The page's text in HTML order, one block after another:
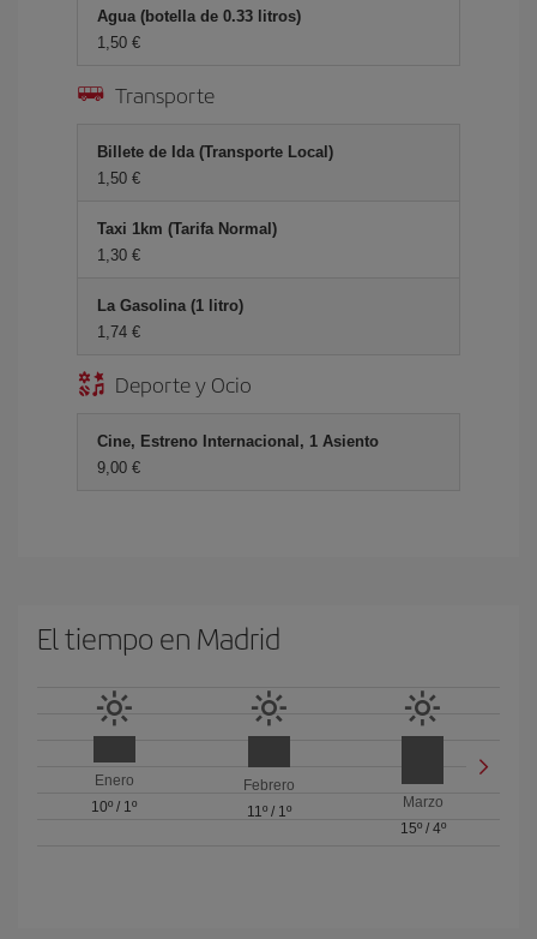
Agua (botella de 0.33 litros)
1,50 €
Transporte
Billete de Ida (Transporte Local)
1,50 €
Taxi 1km (Tarifa Normal)
1,30 €
La Gasolina (1 litro)
1,74 €
Deporte y Ocio
Cine, Estreno Internacional, 1 Asiento
9,00 €
El tiempo en Madrid
Enero
10º / 1º
Febrero
11º/ 1º
Marzo
15º/ 4º